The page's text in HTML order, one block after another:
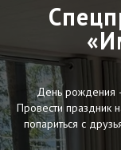
День рождения
Провести праздник
попариться с